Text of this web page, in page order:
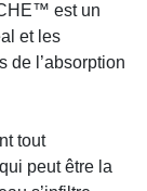
est un
et les
de l’absorption
tout
peut être la